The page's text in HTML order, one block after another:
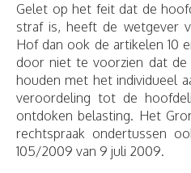
Gelet op het feit dat de
straf is, heeft de wetgever
Hof dan ook de artikelen 10
door niet te voorzien dat de
houden met het individueel
veroordeling tot de
ontdoken belasting. Het
rechtspraak ondertussen
105/2009 van 9 juli 2009.